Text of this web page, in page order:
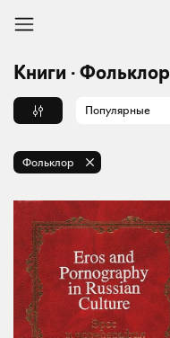
Книги · Фольклор
Популярные
Фольклор